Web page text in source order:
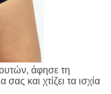
άφησε τη
και χτίζει τα ισχία